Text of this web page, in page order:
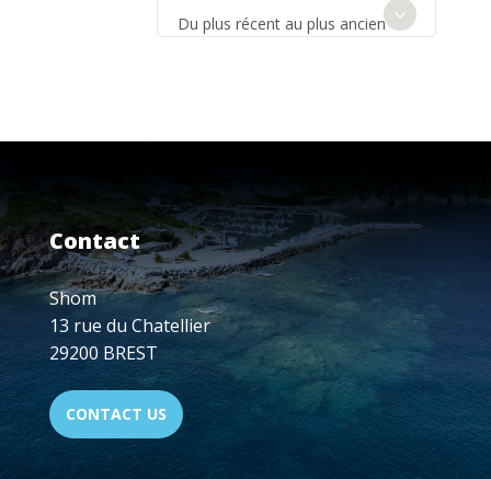
Du plus récent au plus ancien
Contact
Shom
13 rue du Chatellier
29200 BREST
CONTACT US